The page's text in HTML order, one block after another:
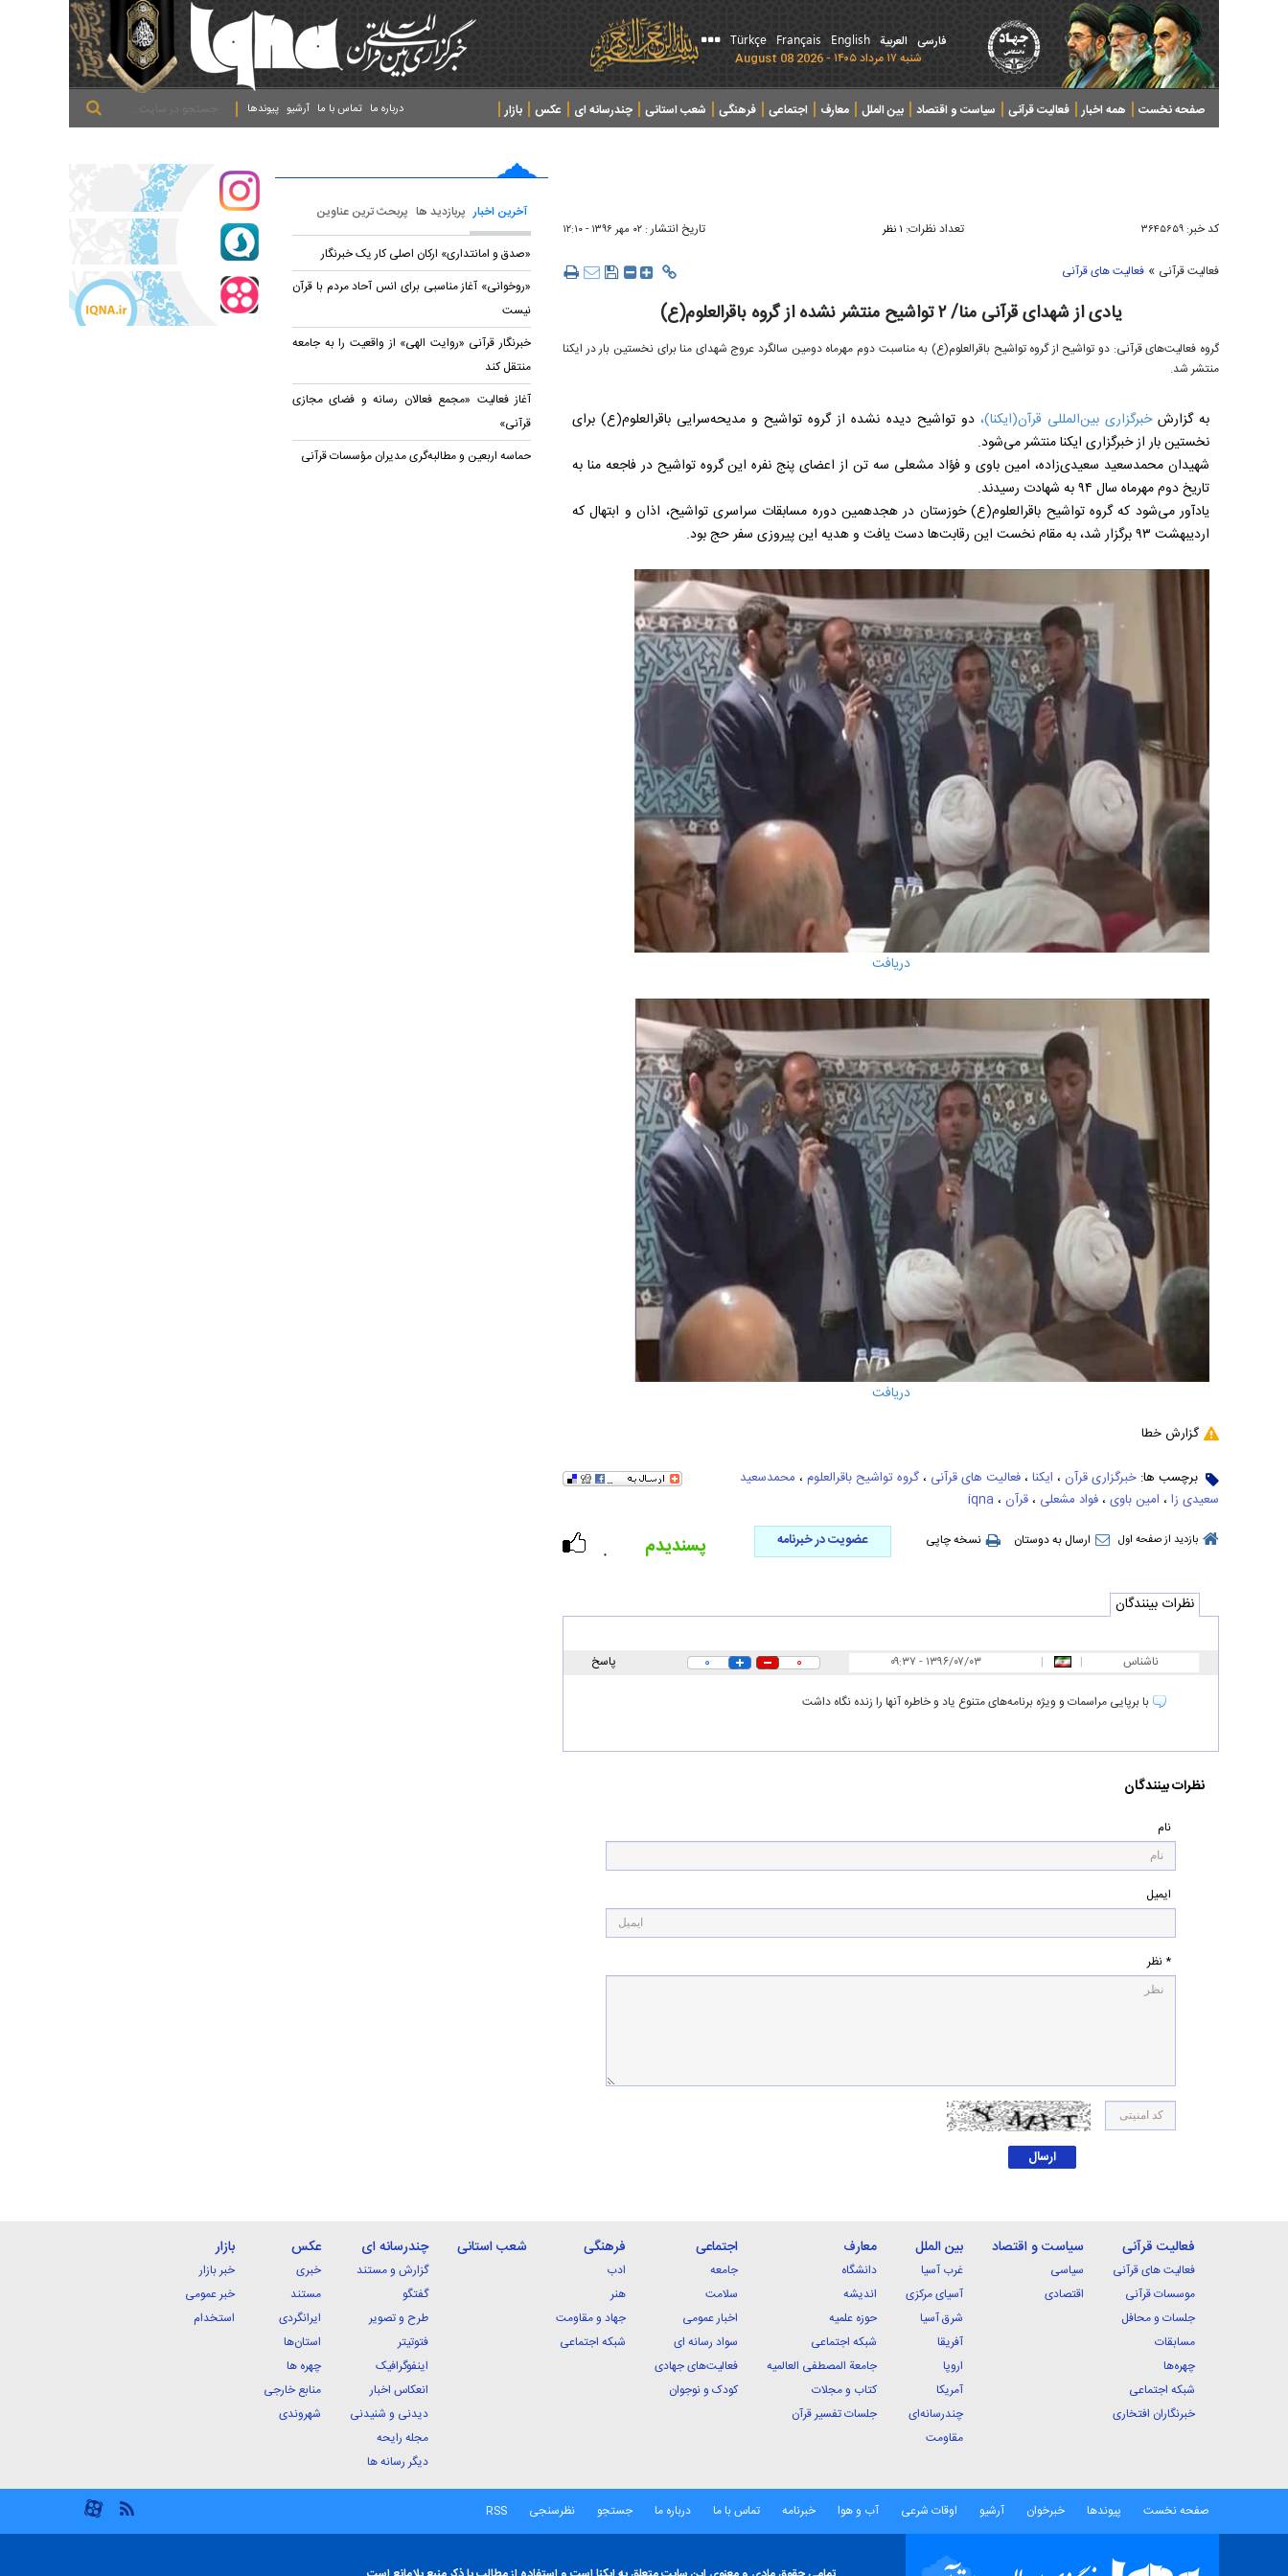
فارسی العربیة English
Français
Türkçe
شنبه ۱۷ مرداد ۱۴۰۵ - 2026 August 08
صفحه نخست همه اخبار فعالیت قرآنی سیاست و اقتصاد بین الملل معارف اجتماعی فرهنگی شعب استانی چندرسانه ای عکس
بازار
پیوندها آرشیو تماس با ما درباره ما
کد خبر: ۳۶۴۵۶۵۹ تعداد نظرات: ۱ نظر تاریخ انتشار : ۰۲ مهر ۱۳۹۶ - ۱۲:۱۰
فعالیت قرآنی » فعالیت های قرآنی
یادی از شهدای قرآنی منا/ ۲ تواشیح منتشر نشده از گروه باقرالعلوم(ع)
گروه فعالیت‌های قرآنی: دو تواشیح از گروه تواشیح باقرالعلوم(ع) به مناسبت دوم مهرماه دومین سالگرد عروج شهدای منا برای نخستین بار در ایکنا
منتشر شد.
به گزارشخبرگزاری بین‌المللی قرآن(ایکنا)، دو تواشیح دیده نشده از گروه تواشیح و مدیحه‌سرایی باقرالعلوم(ع) برای
نخستین بار از خبرگزاری ایکنا منتشر می‌شود.
شهیدان محمدسعید سعیدی‌زاده، امین باوی و فؤاد مشعلی سه تن از اعضای پنج نفره این گروه تواشیح در فاجعه منا به
تاریخ دوم مهرماه سال ۹۴ به شهادت رسیدند.
یادآور می‌شود که گروه تواشیح باقرالعلوم(ع) خوزستان در هجدهمین دوره مسابقات سراسری تواشیح، اذان و ابتهال که
اردیبهشت ۹۳ برگزار شد، به مقام نخست این رقابت‌ها دست یافت و هدیه این پیروزی سفر حج بود.
دریافت
دریافت
گزارش خطا
برچسب ها: خبرگزاری قرآن ، ایکنا ، فعالیت های قرآنی ، گروه تواشیح باقرالعلوم ، محمدسعید
سعیدی زا ، امین باوی ، فواد مشعلی ، قرآن ، iqna
بازدید از صفحه اول ارسال به دوستان نسخه چاپی عضویت در خبرنامه
۰ پسندیدم
نظرات بینندگان
ناشناس |
| ۰۹:۳۷ - ۱۳۹۶/۰۷/۰۳ ۰ ۰ پاسخ
با برپایی مراسمات و ویژه برنامه‌های متنوع یاد و خاطره آنها را زنده نگاه داشت
نظرات بینندگان
نام
ایمیل
* نظر
آخرین اخبار پربازدید ها پربحث ترین عناوین
«صدق و امانتداری» ارکان اصلی کار یک خبرنگار
«روخوانی» آغاز مناسبی برای انس آحاد مردم با قرآن
نیست
خبرنگار قرآنی «روایت الهی» از واقعیت را به جامعه
منتقل کند
آغاز فعالیت «مجمع فعالان رسانه و فضای مجازی
قرآنی»
حماسه اربعین و مطالبه‌گری مدیران مؤسسات قرآنی
فعالیت قرآنی
فعالیت های قرآنی
موسسات قرآنی
جلسات و محافل
مسابقات
چهره‌ها
شبکه اجتماعی
خبرنگاران افتخاری
سیاست و اقتصاد
سیاسی
اقتصادی
بین الملل
غرب آسیا
آسیای مرکزی
شرق آسیا
آفریقا
اروپا
آمریکا
چندرسانه‌ای
مقاومت
معارف
دانشگاه
اندیشه
حوزه علمیه
شبکه اجتماعی
جامعة المصطفی العالمیه
کتاب و مجلات
جلسات تفسیر قرآن
اجتماعی
جامعه
سلامت
اخبار عمومی
سواد رسانه ای
فعالیت‌های جهادی
کودک و نوجوان
فرهنگی
ادب
هنر
جهاد و مقاومت
شبکه اجتماعی
شعب استانی چندرسانه ای
گزارش و مستند
گفتگو
طرح و تصویر
فتوتیتر
اینفوگرافیک
انعکاس اخبار
دیدنی و شنیدنی
مجله رایحه
دیگر رسانه ها
عکس
خبری
مستند
ایرانگردی
استان‌ها
چهره ها
منابع خارجی
شهروندی
بازار
خبر بازار
خبر عمومی
استخدام
صفحه نخست پیوندها خبرخوان آرشیو اوقات شرعی آب و هوا خبرنامه تماس با ما درباره ما جستجو نظرسنجی RSS